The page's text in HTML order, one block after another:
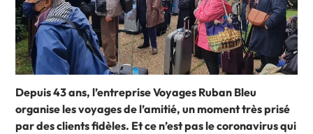
Depuis 43 ans, l’entreprise Voyages Ruban Bleu
organise les voyages de l’amitié, un moment très prisé
par des clients fidèles. Et ce n’est pas le coronavirus qui